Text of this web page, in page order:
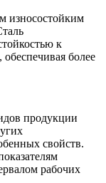
износостойким
к
более
продукции
свойств.
рабочих